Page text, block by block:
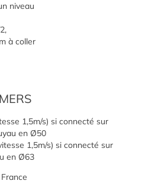
niveau
à coller
1,5m/s) si connecté sur
en Ø50
1,5m/s) si connecté sur
en Ø63